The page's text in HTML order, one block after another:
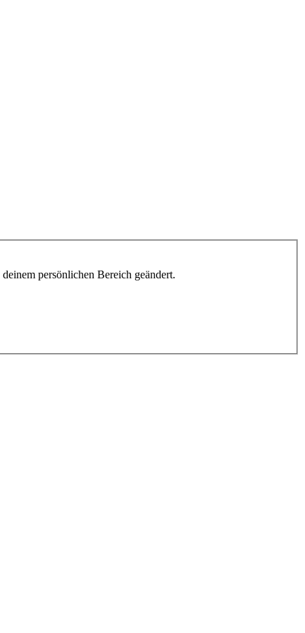
persönlichen Bereich geändert.